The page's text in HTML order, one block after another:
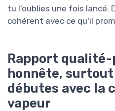
tu l'oublies une fois lancé.
cohérent avec ce qu'il
Rapport qualité-
honnête,
débutes avec la
vapeur